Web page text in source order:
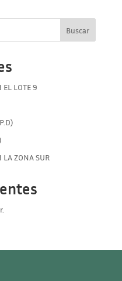
Buscar
EL LOTE 9
LA ZONA SUR